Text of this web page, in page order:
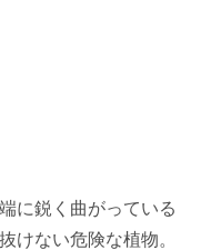
に鋭く曲がっている
けない危険な植物。